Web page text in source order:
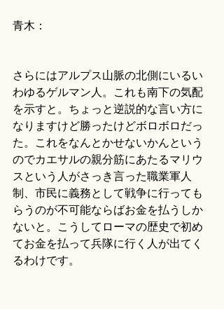
青木：
さらにはアルプス山脈の北側にいるい
わゆるゲルマン人。これも南下の気配
を示すと。ちょっと逆説的な言い方に
なりますけど勝ったけどボロボロだっ
た。これをなんとかせないかんという
のでカエサルの親分筋にあたるマリウ
スという人がさっき言った職業軍人
制、市民に義務として戦争に行っても
らうのが不可能ならばお金を払うしか
ないと。こうしてローマの歴史で初め
てお金を払って兵隊に行く人が出てく
るわけです。